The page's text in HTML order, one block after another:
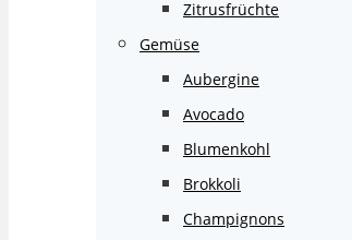
Zitrusfrüchte
Gemüse
Aubergine
Avocado
Blumenkohl
Brokkoli
Champignons